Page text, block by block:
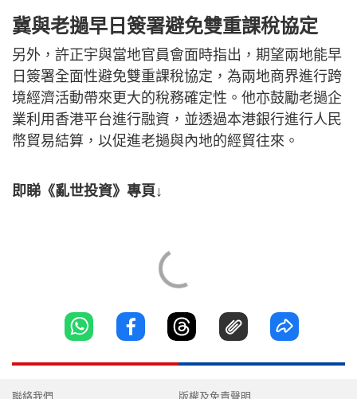
冀與老撾早日簽署避免雙重課稅協定
另外，許正宇與當地官員會面時指出，期望兩地能早
日簽署全面性避免雙重課稅協定，為兩地商界進行跨
境經濟活動帶來更大的稅務確定性。他亦鼓勵老撾企
業利用香港平台進行融資，並透過本港銀行進行人民
幣貿易結算，以促進老撾與內地的經貿往來。
即睇《亂世投資》專頁↓
聯絡我們 版權及免責聲明